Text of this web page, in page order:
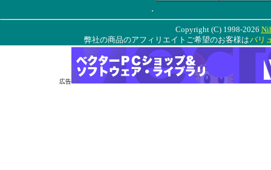
.
Copyright (C) 1998-2026
弊社の商品のアフィリエイトご希望のお客様はバリ
広告